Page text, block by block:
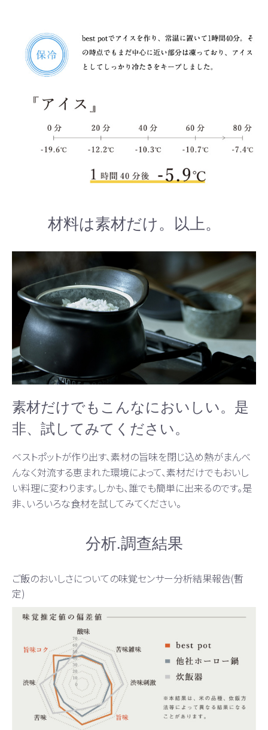
材料は素材だけ。以上。
素材だけでもこんなにおいしい。是
非、試してみてください。
ベストポットが作り出す、素材の旨味を閉じ込め熱がまんべ
んなく対流する恵まれた環境によって、素材だけでもおいし
い料理に変わります。しかも、誰でも簡単に出来るのです。是
非、いろいろな食材を試してみてください。
分析.調查結果
ご飯のおいしさについての味覚センサー分析結果報告(暫
定)